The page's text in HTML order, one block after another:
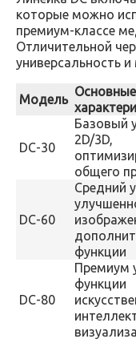
которые можно
премиум-классе
Отличительной
универсальность
Модель
Основные
DC-30
Базовый
2D/3D,
общего
DC-60
Средний
функции
DC-80
Премиум
функции